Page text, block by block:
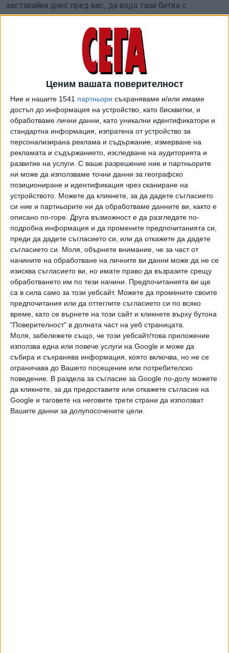
Ценим вашата поверителност
Ние и нашите 1541 партньори съхраняваме и/или имаме
достъп до информация на устройство, като бисквитки, и
обработваме лични данни, като уникални идентификатори и
стандартна информация, изпратена от устройство за
персонализирана реклама и съдържание, измерване на
рекламата и съдържанието, изследване на аудиторията и
развитие на услуги. С ваше разрешение ние и партньорите
ни може да използваме точни данни за географско
позициониране и идентификация чрез сканиране на
устройството. Можете да кликнете, за да дадете съгласието
си ние и партньорите ни да обработваме данните ви, както е
описано по-горе. Друга възможност е да разгледате по-
подробна информация и да промените предпочитанията си,
преди да дадете съгласието си, или да откажете да дадете
съгласието си.
Моля, обърнете внимание, че за част от
начините на обработване на личните ви данни може да не се
изисква съгласието ви, но имате право да възразите срещу
обработването им по тези начини. Предпочитанията ви ще
са в сила само за този уебсайт. Можете да промените своите
предпочитания или да оттеглите съгласието си по всяко
време, като се върнете на този сайт и кликнете върху бутона
"Поверителност" в долната част на уеб страницата.
Моля, забележете също, че този уебсайт/това приложение
използва една или повече услуги на Google и може да
събира и съхранява информация, която включва, но не се
ограничава до Вашето посещение или потребителско
поведение. В раздела за съгласие за Google по-долу можете
да кликнете, за да предоставите или откажете съгласие на
Google и таговете на неговите трети страни да използват
Вашите данни за долупосочените цели.
заставайки днес пред вас, да водя тази битка с
помощта на всички демократични сили. Именно това съм
заложила в политическите си насоки – силна Европа,
Европа на благоденствието и защитата на хората и
отстояването на демокрацията. Една силна Европа,
която е социално справедлива и подкрепяща за хората,
която прилага справедливо приетите правила и подкрепя
прагматично целите на Зелената сделка", заяви пред
евродепутатите Фон дер Лайен
Тя обеща “прагматична Зелена сделка” и настоя ЕС да
ускори задълбочаването на единния пазар, с по-малко
бюрокрация. По нейните думи европейските инвестиции
в чисти технологии през последните години далеч
изпреварват САЩ и Китай. Тя обеща да предложи
програма за привличане на частни инвестиции в тази
област.
Трябва завинаги да приключим със зависимостта от
руските изкопаеми горива, настоя Фон дер Лайен.
Председателката на ЕК предложи ЕС да обедини сили в
областта на отбраната с местно производство и общи
проекти, включително с развитие на общ
противоракетен щит.
Фон дер Лайен критикува мисията на унгарския премиер
Виктор Орбан в Москва и посочи, че тя е била "мисия за
омилостивяване на агресора, а не мирна мисия. Никой не
иска справедлив мир повече от украинците. Ще бъдем с
Украйна, докогато е необходимо", посочи тя.
За първи път от десетилетия свободата ни е
застрашена. Длъжни сме да защитим Европа,
необходим ни е европейски отбранителен съюз. Трябва
да създадем единен отбранителен пазар, каза Фон дер